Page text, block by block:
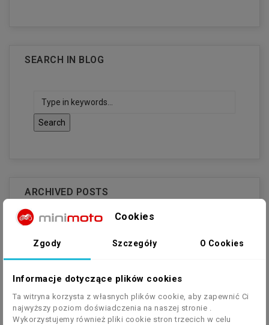
SEARCH IN BLOG
ARCHIVED POSTS
Listopad (2)
Październik (2)
Wrzesień (1)
Lipiec (2)
Cookies
Zgody Szczegóły O Cookies
Informacje dotyczące plików cookies
Ta witryna korzysta z własnych plików cookie, aby zapewnić Ci
najwyższy poziom doświadczenia na naszej stronie .
Wykorzystujemy również pliki cookie stron trzecich w celu